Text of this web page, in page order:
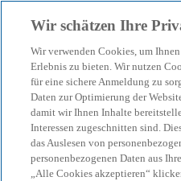
menu search
SAP Process
Analysis
Unsere Lösung für Ihre
Wir schätzen Ihre
Wir verwenden Cookies, um
Erlebnis zu bieten. Wir nutzen
für eine sichere Anmeldung zu
Daten zur Optimierung der
damit wir Ihnen Inhalte
Interessen zugeschnitten sind.
das Auslesen von
personenbezogenen Daten aus
„Alle Cookies akzeptieren“